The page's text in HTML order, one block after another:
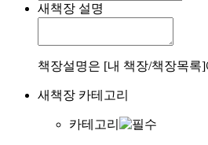
새책장 설명
책장설명은 [내 책장/책장목록
새책장 카테고리
카테고리